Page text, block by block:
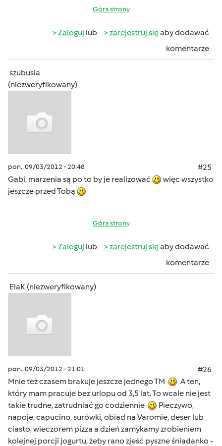
Góra strony
Zaloguj lub zarejestruj sięaby dodawać
komentarze
szubusia
(niezweryfikowany)
pon., 09/03/2012 - 20:48
#25
Gabi, marzenia są po to by je realizować
więc wszystko
jeszcze przed Tobą
Góra strony
Zaloguj lub zarejestruj sięaby dodawać
komentarze
ElaK (niezweryfikowany)
pon., 09/03/2012 - 21:01
#26
Mnie też czasem brakuje jeszcze jednego TM
A ten,
który mam pracuje bez urlopu od 3,5 lat. To wcale nie jest
takie trudne, zatrudniać go codziennie
Pieczywo,
napoje, capucino, surówki, obiad na Varomie, deser lub
ciasto, wieczorem pizza a dzień zamykamy zrobieniem
kolejnej porcji jogurtu, żeby rano zjeść pyszne śniadanko -